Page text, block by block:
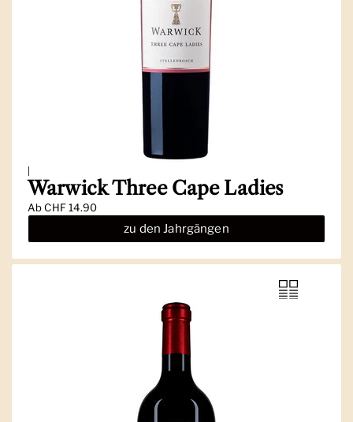
|
Warwick Three Cape Ladies
AbCHF 14.90
zu den Jahrgängen